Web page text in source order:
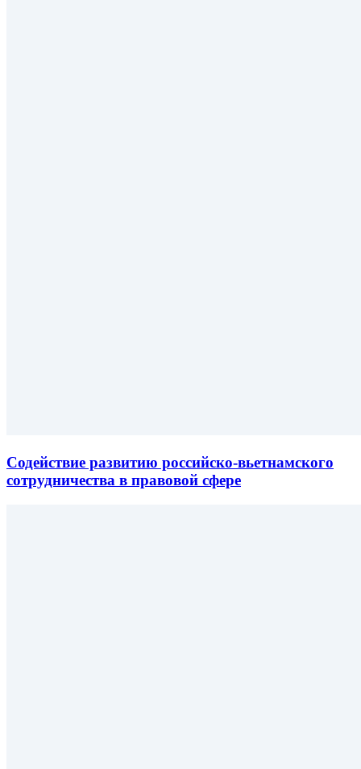
Содействие развитию российско-вьетнамского
сотрудничества в правовой сфере